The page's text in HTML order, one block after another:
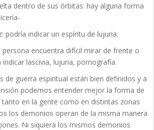
dentro de sus órbitas: hay alguna forma
podría indicar un espíritu de lujuria.
persona encuentra difícil mirar de frente o
lascivia, lujuria, pornografía.
de guerra espiritual están bien definidos y a
podemos entender mejor la forma de
en la gente como en distintas zonas
los demonios operan de la misma manera
Ni siquiera los mismos demonios